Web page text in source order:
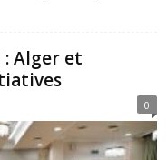
: Alger et
0